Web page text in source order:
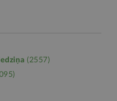
(2557)